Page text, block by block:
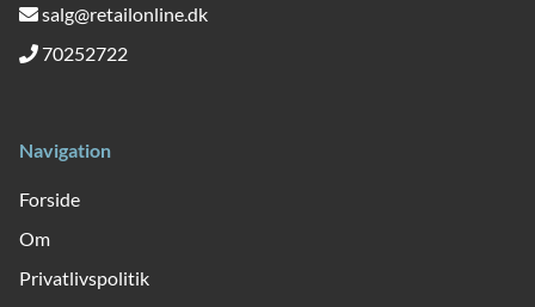
salg@retailonline.dk
70252722
Navigation
Forside
Om
Privatlivspolitik